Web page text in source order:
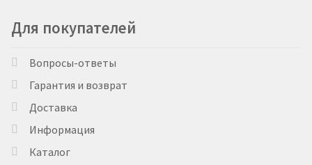
Для покупателей
Вопросы-ответы
Гарантия и возврат
Доставка
Информация
Каталог